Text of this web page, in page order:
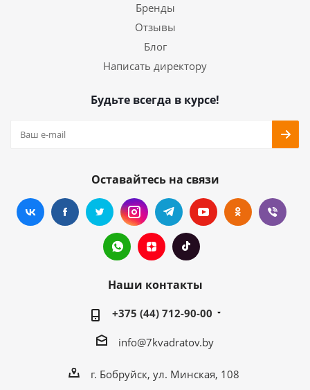
Бренды
Отзывы
Блог
Написать директору
Будьте всегда в курсе!
Оставайтесь на связи
Наши контакты
+375 (44) 712-90-00
info@7kvadratov.by
г. Бобруйск, ул. Минская, 108